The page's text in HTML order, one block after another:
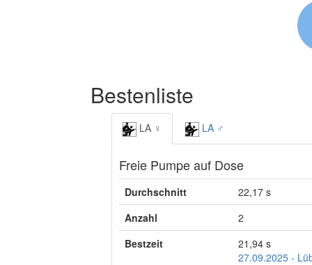
Bestenliste
LA ♀ LA ♂
Freie Pumpe auf Dose
Durchschnitt
22,17 s
Anzahl
2
Bestzeit
21,94 s
27.09.2025 -